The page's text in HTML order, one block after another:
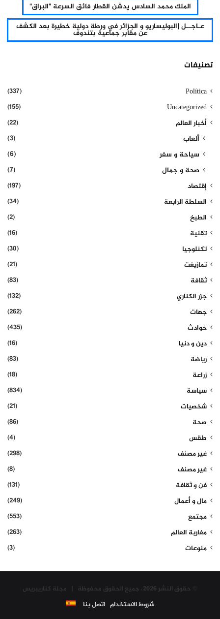
الملك محمد السادس يدشن القطار فائق السرعة "البراق"
عـاجــل |البوليساريو و الجزائر في ورطة دولية خطيرة بعد الكشف
عن مقابر جماعية بتندوف
تصنيفات
Política
(337)
Uncategorized
(155)
أخبار العالم
(22)
ألعاب
(3)
سياحة و سفر
(6)
صحة و جمال
(7)
إقتصاد
(197)
السلطة الرابعة
(34)
الطبخ
(2)
تقنية
(16)
تكنلوجيا
(30)
تمازيغت
(21)
ثقافة
(83)
جزر الكناري
(132)
جهات
(262)
حوادث
(435)
دين و دنيا
(16)
رياضة
(83)
زراعة
(18)
سياسة
(834)
شخصيات
(21)
صحة
(86)
طقس
(4)
غير مصنف
(298)
غير مصنف
(8)
فن و ثقافة
(131)
مال و أعمال
(249)
مجتمع
(553)
مغاربة العالم
(263)
منوعات
(3)
© حقوق النشر 2026، جميع الحقوق محفوظة | مجلة كناريبريس
شروط الاستخدام اتصل بنا